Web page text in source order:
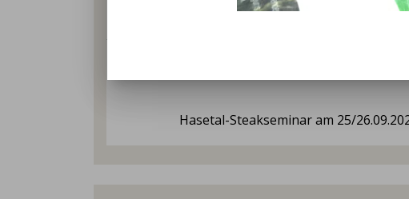
Hasetal-Steakseminar am 25/